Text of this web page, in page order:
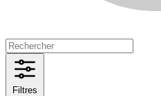
Filtres